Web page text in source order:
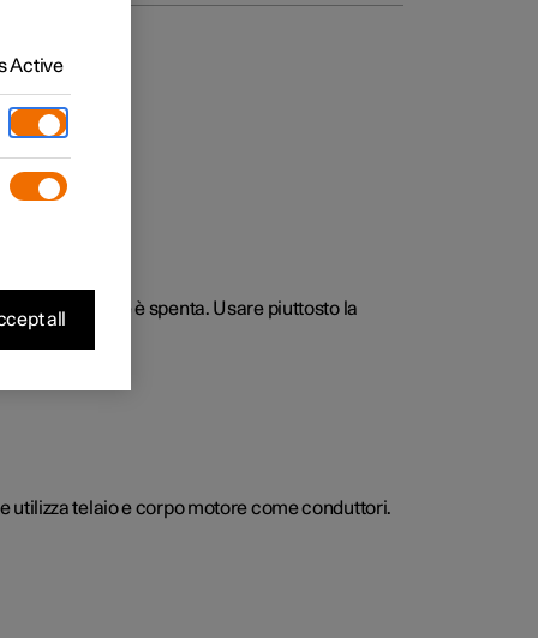
l'automobile è spenta. Usare piuttosto la
utilizza telaio e corpo motore come conduttori.
Active
all